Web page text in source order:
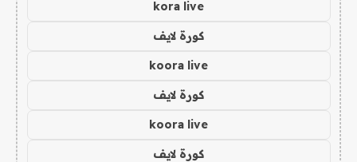
kora live
كورة لايف
koora live
كورة لايف
koora live
كورة لايف